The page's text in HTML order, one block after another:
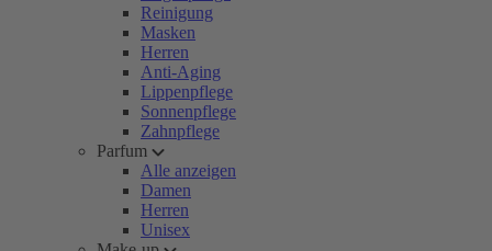
Reinigung
Masken
Herren
Anti-Aging
Lippenpflege
Sonnenpflege
Zahnpflege
Parfum
Alle anzeigen
Damen
Herren
Unisex